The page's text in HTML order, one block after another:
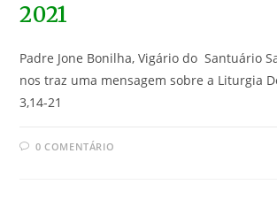
2021
Padre Jone Bonilha, Vigário do Santuário
nos traz uma mensagem sobre a Liturgia
3,14-21
0 COMENTÁRIO